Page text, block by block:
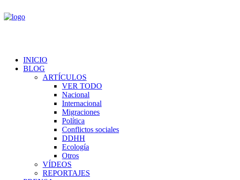
INICIO
BLOG
ARTÍCULOS
VER TODO
Nacional
Internacional
Migraciones
Política
Conflictos sociales
DDHH
Ecología
Otros
VÍDEOS
REPORTAJES